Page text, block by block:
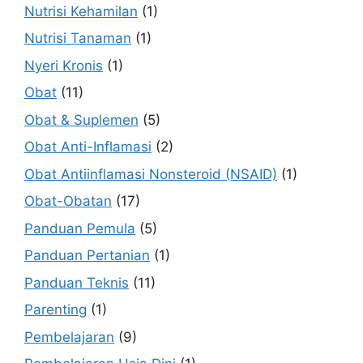
Nutrisi Kehamilan (1)
Nutrisi Tanaman (1)
Nyeri Kronis (1)
Obat (11)
Obat & Suplemen (5)
Obat Anti-Inflamasi (2)
Obat Antiinflamasi Nonsteroid (NSAID) (1)
Obat-Obatan (17)
Panduan Pemula (5)
Panduan Pertanian (1)
Panduan Teknis (11)
Parenting (1)
Pembelajaran (9)